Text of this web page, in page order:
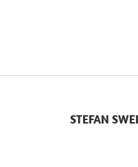
STEFAN